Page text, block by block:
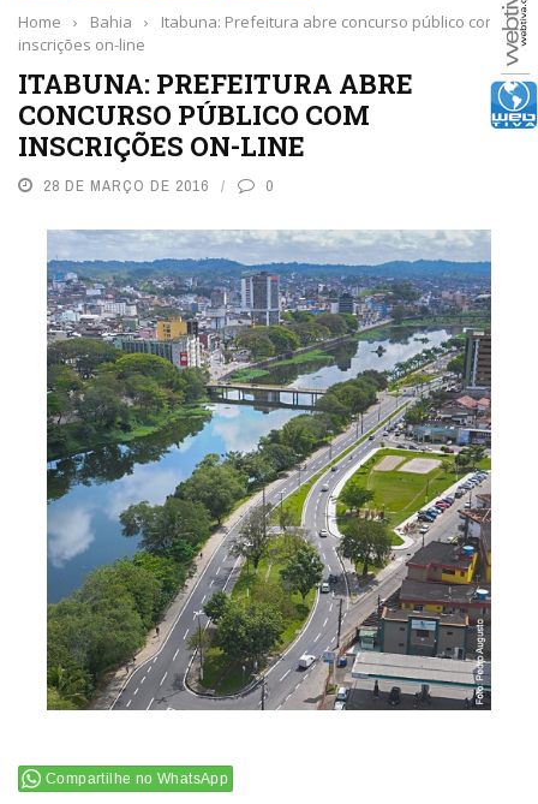
Home › Bahia ›
Itabuna: Prefeitura abre concurso público com
inscrições on-line
ITABUNA: PREFEITURA ABRE
CONCURSO PÚBLICO COM
INSCRIÇÕES ON-LINE
28 DE MARÇO DE 2016 0
Compartilhe no WhatsApp